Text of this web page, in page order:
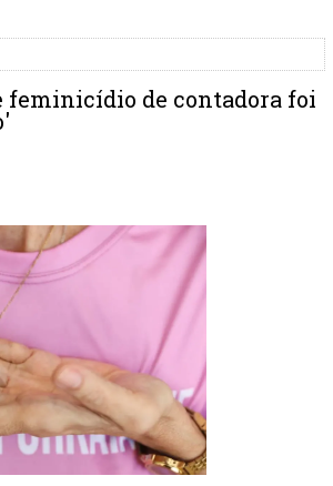
feminicídio de contadora foi